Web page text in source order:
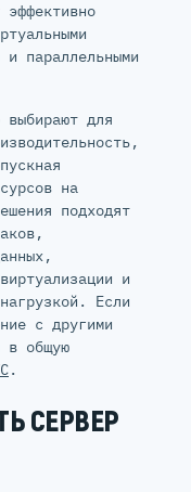
параллельными
выбирают для
на
подходят
и
Если
с другими
в общую
.
СЕРВЕР